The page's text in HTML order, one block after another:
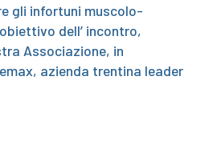
gli infortuni muscolo-
dell’ incontro,
Associazione, in
azienda trentina leader